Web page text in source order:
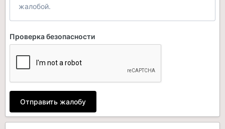
жалобой.
Проверка безопасности
Отправить жалобу